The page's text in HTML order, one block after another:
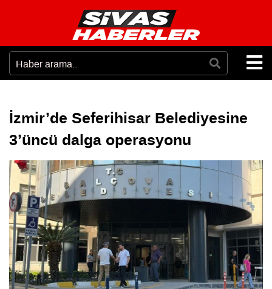
İzmir’de Seferihisar Belediyesine
3’üncü dalga operasyonu